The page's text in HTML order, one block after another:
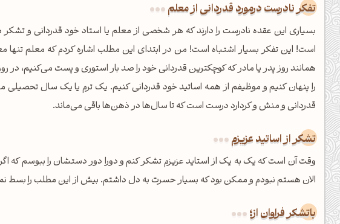
تفکر نادرست درمورد قدردانی از معلم
بسیاری این عقده نادرست را دارند که هر شخصی از معلم یا استاد خود قدردانی و
است! این تفکر بسیار اشتباه است! من در ابتدای این مطلب اشاره کردم که معلم تنها
را پنهان کنیم و موظیفم از همه اساتید خود قدردانی کنیم. یک ترم یا یک سال
قدردانی و منش و کردارد درست است که تا سال‌ها در ذهن‌ها باقی می‌ماند.
تشکر از اساتید عزیزم
وقت آن است که یک به یک از استاید عزیزم تشکر کنم و دورا دور دستشان را ببوسم که
الان هستم نبودم و ممکن بود که بسیار حسرت به دل داشتم. بیش از این مطلب را بسط
باتشکر فراوان از؛